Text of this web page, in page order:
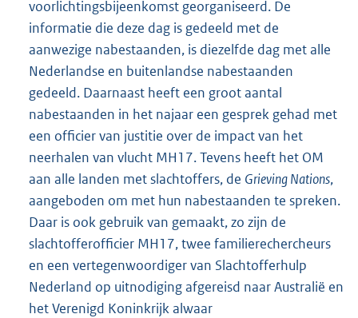
voorlichtingsbijeenkomst georganiseerd. De
informatie die deze dag is gedeeld met de
aanwezige nabestaanden, is diezelfde dag met alle
Nederlandse en buitenlandse nabestaanden
gedeeld. Daarnaast heeft een groot aantal
nabestaanden in het najaar een gesprek gehad met
een officier van justitie over de impact van het
neerhalen van vlucht MH17. Tevens heeft het OM
aan alle landen met slachtoffers, de Grieving Nations,
aangeboden om met hun nabestaanden te spreken.
Daar is ook gebruik van gemaakt, zo zijn de
slachtofferofficier MH17, twee familierechercheurs
en een vertegenwoordiger van Slachtofferhulp
Nederland op uitnodiging afgereisd naar Australië en
het Verenigd Koninkrijk alwaar